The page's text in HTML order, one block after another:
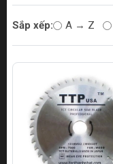
Sắp xếp: A → Z